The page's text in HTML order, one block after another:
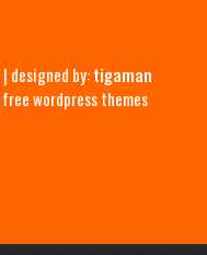
| designed by:tigaman
free wordpress themes